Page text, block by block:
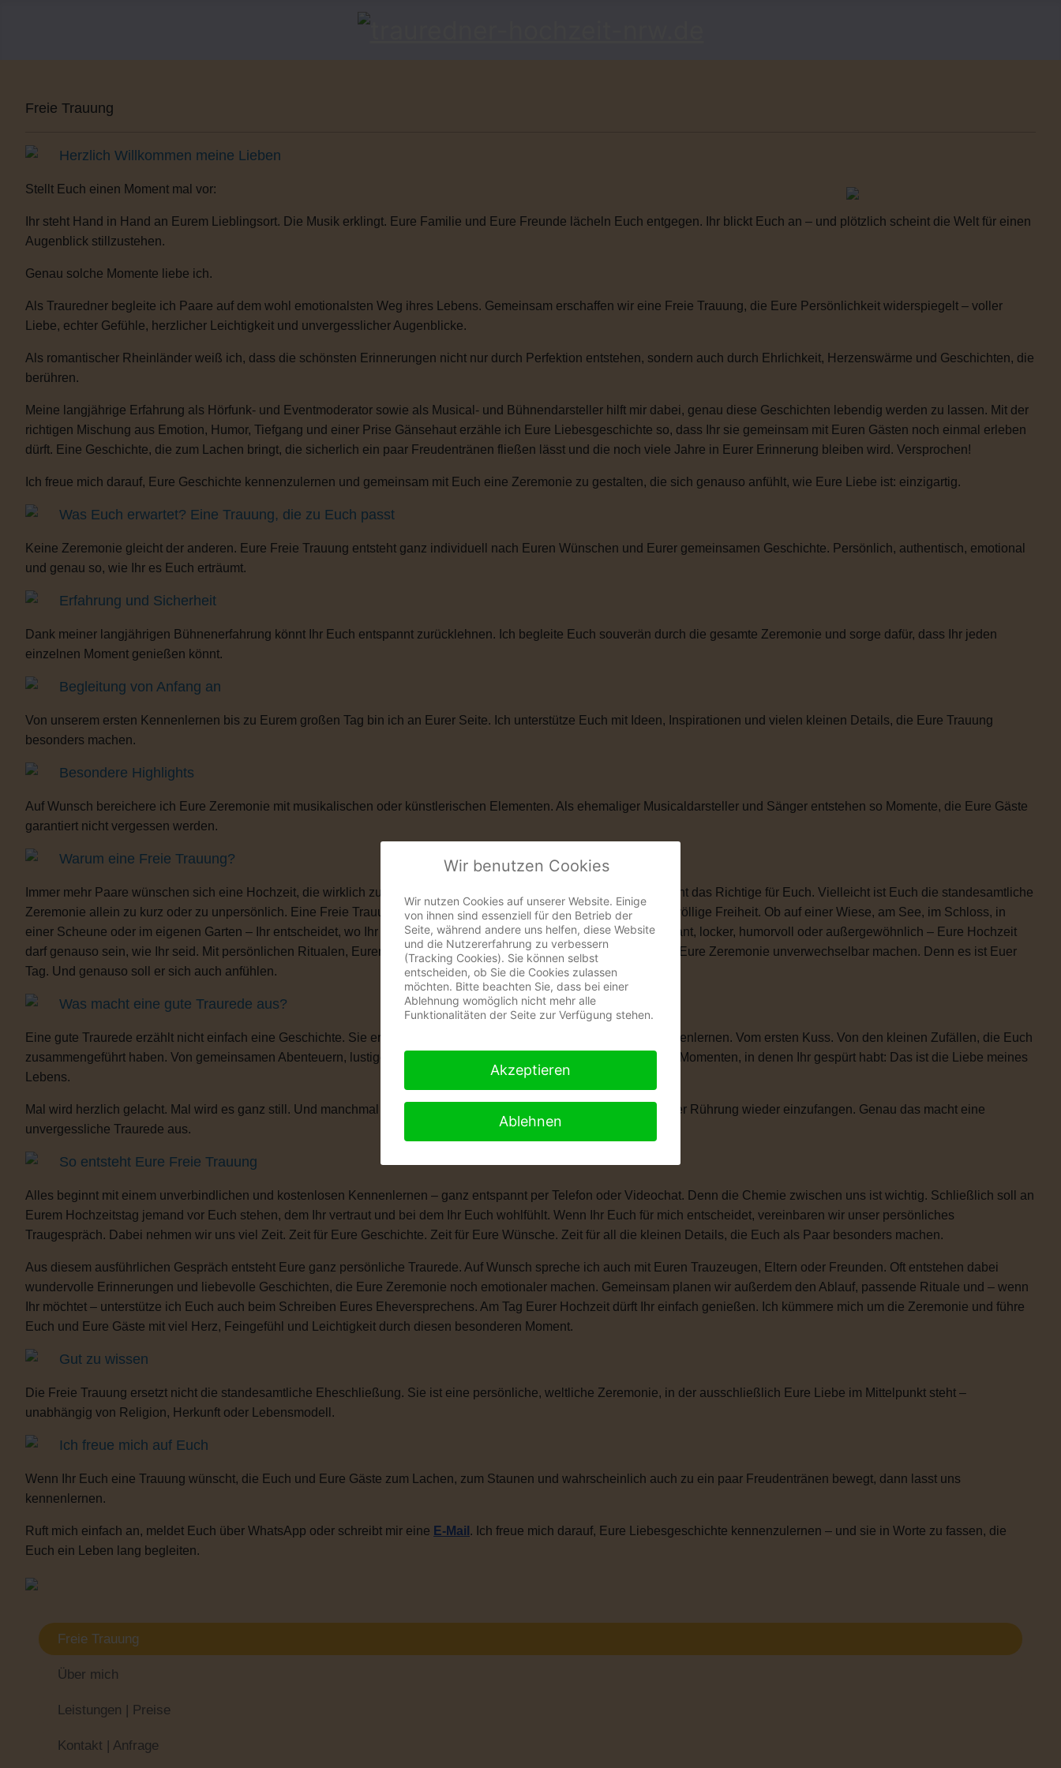
Freie Trauung
Über mich
Leistungen | Preise
Kontakt | Anfrage
Freie Trauung
Herzlich Willkommen meine Lieben
Stellt Euch einen Moment mal vor:
Ihr steht Hand in Hand an Eurem Lieblingsort. Die Musik erklingt. Eure Familie und Eure Freunde lächeln Euch entgegen. Ihr blickt Euch an – und plötzlich scheint die Welt für einen
Augenblick stillzustehen.
Genau solche Momente liebe ich.
Als Trauredner begleite ich Paare auf dem wohl emotionalsten Weg ihres Lebens. Gemeinsam erschaffen wir eine Freie Trauung, die Eure Persönlichkeit widerspiegelt – voller
Liebe, echter Gefühle, herzlicher Leichtigkeit und unvergesslicher Augenblicke.
Als romantischer Rheinländer weiß ich, dass die schönsten Erinnerungen nicht nur durch Perfektion entstehen, sondern auch durch Ehrlichkeit, Herzenswärme und Geschichten, die
berühren.
Meine langjährige Erfahrung als Hörfunk- und Eventmoderator sowie als Musical- und Bühnendarsteller hilft mir dabei, genau diese Geschichten lebendig werden zu lassen. Mit der
richtigen Mischung aus Emotion, Humor, Tiefgang und einer Prise Gänsehaut erzähle ich Eure Liebesgeschichte so, dass Ihr sie gemeinsam mit Euren Gästen noch einmal erleben
dürft. Eine Geschichte, die zum Lachen bringt, die sicherlich ein paar Freudentränen fließen lässt und die noch viele Jahre in Eurer Erinnerung bleiben wird. Versprochen!
Ich freue mich darauf, Eure Geschichte kennenzulernen und gemeinsam mit Euch eine Zeremonie zu gestalten, die sich genauso anfühlt, wie Eure Liebe ist: einzigartig.
Was Euch erwartet? Eine Trauung, die zu Euch passt
Keine Zeremonie gleicht der anderen. Eure Freie Trauung entsteht ganz individuell nach Euren Wünschen und Eurer gemeinsamen Geschichte. Persönlich, authentisch, emotional
und genau so, wie Ihr es Euch erträumt.
Erfahrung und Sicherheit
Dank meiner langjährigen Bühnenerfahrung könnt Ihr Euch entspannt zurücklehnen. Ich begleite Euch souverän durch die gesamte Zeremonie und sorge dafür, dass Ihr jeden
einzelnen Moment genießen könnt.
Begleitung von Anfang an
Von unserem ersten Kennenlernen bis zu Eurem großen Tag bin ich an Eurer Seite. Ich unterstütze Euch mit Ideen, Inspirationen und vielen kleinen Details, die Eure Trauung
besonders machen.
Besondere Highlights
Auf Wunsch bereichere ich Eure Zeremonie mit musikalischen oder künstlerischen Elementen. Als ehemaliger Musicaldarsteller und Sänger entstehen so Momente, die Eure Gäste
garantiert nicht vergessen werden.
Warum eine Freie Trauung?
Immer mehr Paare wünschen sich eine Hochzeit, die wirklich zu ihnen passt. Vielleicht ist eine kirchliche Trauung nicht das Richtige für Euch. Vielleicht ist Euch die standesamtliche
Zeremonie allein zu kurz oder zu unpersönlich. Eine Freie Trauung schenkt Euch genau das, was Ihr Euch wünscht: völlige Freiheit. Ob auf einer Wiese, am See, im Schloss, in
einer Scheune oder im eigenen Garten – Ihr entscheidet, wo Ihr Euch das Ja-Wort gebt. Ob romantisch, modern, elegant, locker, humorvoll oder außergewöhnlich – Eure Hochzeit
darf genauso sein, wie Ihr seid. Mit persönlichen Ritualen, Eurem Eheversprechen und vielen kleinen Momenten, die Eure Zeremonie unverwechselbar machen. Denn es ist Euer
Tag. Und genauso soll er sich auch anfühlen.
Was macht eine gute Traurede aus?
Eine gute Traurede erzählt nicht einfach eine Geschichte. Sie erzählt Eure Liebesgeschichte. Von Eurem ersten Kennenlernen. Vom ersten Kuss. Von den kleinen Zufällen, die Euch
zusammengeführt haben. Von gemeinsamen Abenteuern, lustigen Anekdoten, besonderen Erinnerungen und all den Momenten, in denen Ihr gespürt habt: Das ist die Liebe meines
Lebens.
Mal wird herzlich gelacht. Mal wird es ganz still. Und manchmal braucht man einen kleinen Moment, um die Tränen der Rührung wieder einzufangen. Genau das macht eine
unvergessliche Traurede aus.
So entsteht Eure Freie Trauung
Alles beginnt mit einem unverbindlichen und kostenlosen Kennenlernen – ganz entspannt per Telefon oder Videochat. Denn die Chemie zwischen uns ist wichtig. Schließlich soll an
Eurem Hochzeitstag jemand vor Euch stehen, dem Ihr vertraut und bei dem Ihr Euch wohlfühlt. Wenn Ihr Euch für mich entscheidet, vereinbaren wir unser persönliches
Traugespräch. Dabei nehmen wir uns viel Zeit. Zeit für Eure Geschichte. Zeit für Eure Wünsche. Zeit für all die kleinen Details, die Euch als Paar besonders machen.
Aus diesem ausführlichen Gespräch entsteht Eure ganz persönliche Traurede. Auf Wunsch spreche ich auch mit Euren Trauzeugen, Eltern oder Freunden. Oft entstehen dabei
wundervolle Erinnerungen und liebevolle Geschichten, die Eure Zeremonie noch emotionaler machen. Gemeinsam planen wir außerdem den Ablauf, passende Rituale und – wenn
Ihr möchtet – unterstütze ich Euch auch beim Schreiben Eures Eheversprechens. Am Tag Eurer Hochzeit dürft Ihr einfach genießen. Ich kümmere mich um die Zeremonie und führe
Euch und Eure Gäste mit viel Herz, Feingefühl und Leichtigkeit durch diesen besonderen Moment.
Gut zu wissen
Die Freie Trauung ersetzt nicht die standesamtliche Eheschließung. Sie ist eine persönliche, weltliche Zeremonie, in der ausschließlich Eure Liebe im Mittelpunkt steht –
unabhängig von Religion, Herkunft oder Lebensmodell.
Ich freue mich auf Euch
Wenn Ihr Euch eine Trauung wünscht, die Euch und Eure Gäste zum Lachen, zum Staunen und wahrscheinlich auch zu ein paar Freudentränen bewegt, dann lasst uns
kennenlernen.
Ruft mich einfach an, meldet Euch über WhatsApp oder schreibt mir eine E-Mail . Ich freue mich darauf, Eure Liebesgeschichte kennenzulernen – und sie in Worte zu fassen, die
Euch ein Leben lang begleiten.
Wir benutzen Cookies
Wir nutzen Cookies auf unserer Website. Einige
von ihnen sind essenziell für den Betrieb der
Seite, während andere uns helfen, diese Website
und die Nutzererfahrung zu verbessern
(Tracking Cookies). Sie können selbst
entscheiden, ob Sie die Cookies zulassen
möchten. Bitte beachten Sie, dass bei einer
Ablehnung womöglich nicht mehr alle
Funktionalitäten der Seite zur Verfügung stehen.
Akzeptieren
Ablehnen